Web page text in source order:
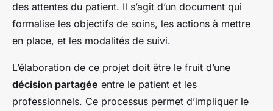
des attentes du patient. Il s’agit d’un document qui
formalise les objectifs de soins, les actions à mettre
en place, et les modalités de suivi.
L’élaboration de ce projet doit être le fruit d’une
décision partagée entre le patient et les
professionnels. Ce processus permet d’impliquer le